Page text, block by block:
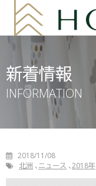
新着情報
INFORMATION
2018/11/08
北洲
ニュース 2018年